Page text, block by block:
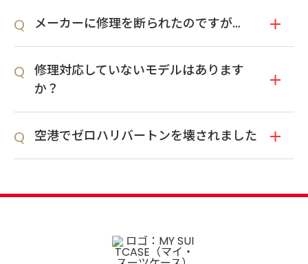
メーカーに修理を断られたのですが…
修理対応していないモデルはあります
か？
空港でゼロハリバートンを壊されました